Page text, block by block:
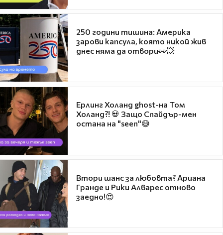
250 години тишина: Америка
зарови капсула, която никой жив
днес няма да отвори👀💥
Ерлинг Холанд ghost-на Том
Холанд?! 💀 Защо Спайдър-мен
остана на "seen"😅
Втори шанс за любовта? Ариана
Гранде и Рики Алварес отново
заедно!😍